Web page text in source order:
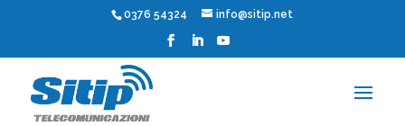
0376 54324 info@sitip.net